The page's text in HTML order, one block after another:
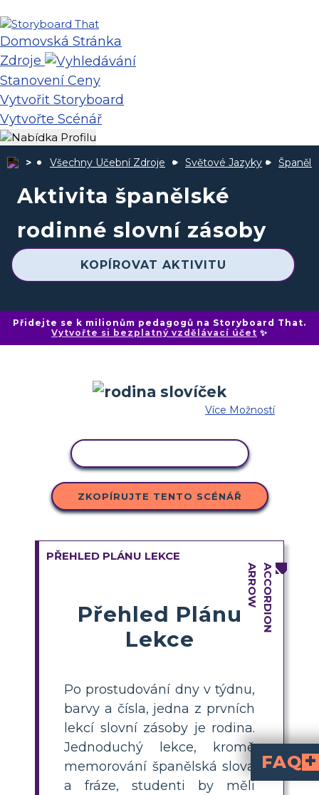
Domovská Stránka
Zdroje
Stanovení Ceny
Vytvořit Storyboard
Vytvořte Scénář
Všechny Učební Zdroje Světové Jazyky
Aktivita španělské
rodinné slovní zásoby
KOPÍROVAT AKTIVITU
Přidejte se k milionům pedagogů na Storyboard That.
Vytvořte si bezplatný vzdělávací účet ✨
Více Možností
ZKOPÍRUJTE TENTO SCÉNÁŘ
PŘEHLED PLÁNU LEKCE
Přehled Plánu
Lekce
Po prostudování dny v týdnu,
barvy a čísla, jedna z prvních
lekcí slovní zásoby je rodina.
Jednoduchý lekce, kromě
memorování španělská slova
a fráze, studenti by měli
FAQ